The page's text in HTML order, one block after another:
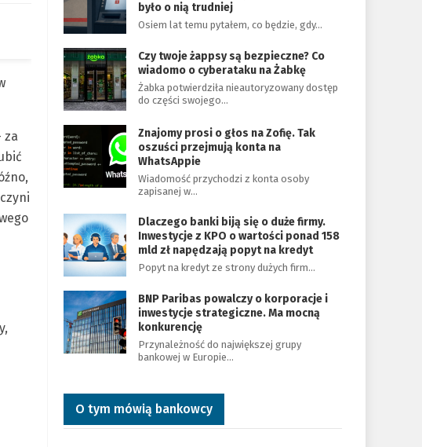
za
było o nią trudniej
Osiem lat temu pytałem, co będzie, gdy…
Czy twoje żappsy są bezpieczne? Co
wiadomo o cyberataku na Żabkę
Żabka potwierdziła nieautoryzowany dostęp
do części swojego…
Znajomy prosi o głos na Zofię. Tak
oszuści przejmują konta na
WhatsAppie
Wiadomość przychodzi z konta osoby
zapisanej w…
Dlaczego banki biją się o duże firmy.
Inwestycje z KPO o wartości ponad 158
mld zł napędzają popyt na kredyt
Popyt na kredyt ze strony dużych firm…
BNP Paribas powalczy o korporacje i
inwestycje strategiczne. Ma mocną
konkurencję
Przynależność do największej grupy
bankowej w Europie…
O tym mówią bankowcy